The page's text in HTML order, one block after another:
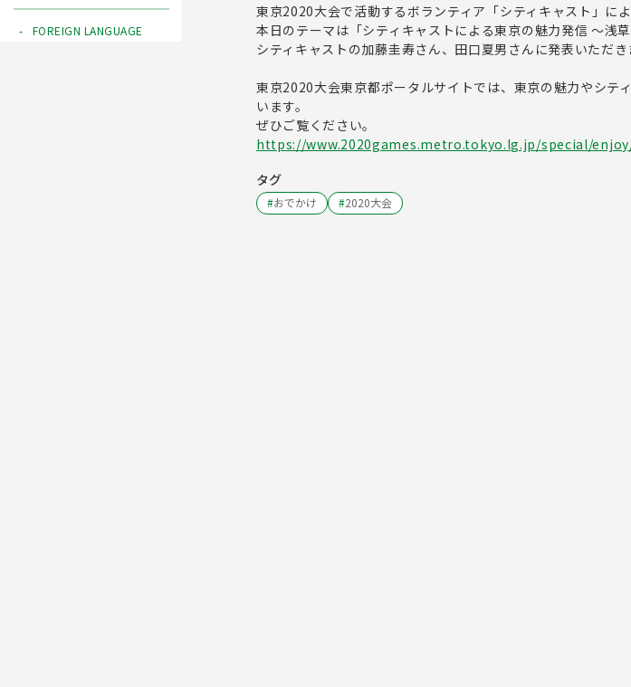
FOREIGN LANGUAGE
東京2020大会で活動するボランティア「シティキャスト」に
本日のテーマは「シティキャストによる東京の魅力発信 ～浅草
シティキャストの加藤圭寿さん、田口夏男さんに発表いただき
東京2020大会東京都ポータルサイトでは、東京の魅力やシテ
います。
ぜひご覧ください。
https://www.2020games.metro.tokyo.lg.jp/special/
タグ
#おでかけ #2020大会